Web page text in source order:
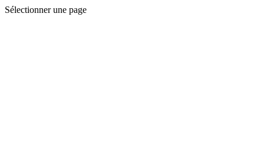
Sélectionner une page